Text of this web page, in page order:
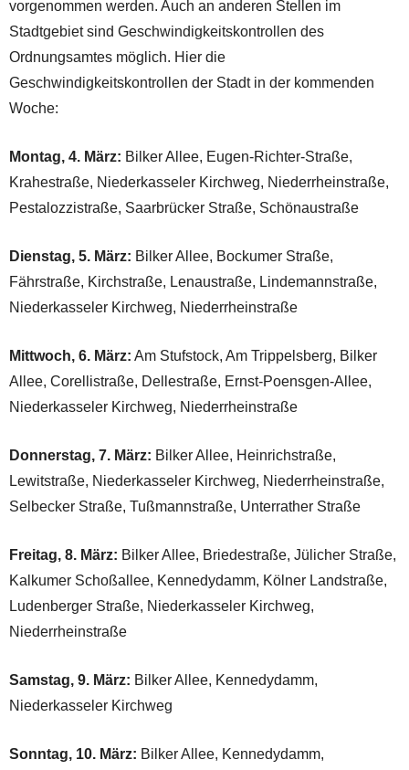
vorgenommen werden. Auch an anderen Stellen im
Stadtgebiet sind Geschwindigkeitskontrollen des
Ordnungsamtes möglich. Hier die
Geschwindigkeitskontrollen der Stadt in der kommenden
Woche:
Montag, 4. März: Bilker Allee, Eugen-Richter-Straße,
Krahestraße, Niederkasseler Kirchweg, Niederrheinstraße,
Pestalozzistraße, Saarbrücker Straße, Schönaustraße
Dienstag, 5. März: Bilker Allee, Bockumer Straße,
Fährstraße, Kirchstraße, Lenaustraße, Lindemannstraße,
Niederkasseler Kirchweg, Niederrheinstraße
Mittwoch, 6. März: Am Stufstock, Am Trippelsberg, Bilker
Allee, Corellistraße, Dellestraße, Ernst-Poensgen-Allee,
Niederkasseler Kirchweg, Niederrheinstraße
Donnerstag, 7. März: Bilker Allee, Heinrichstraße,
Lewitstraße, Niederkasseler Kirchweg, Niederrheinstraße,
Selbecker Straße, Tußmannstraße, Unterrather Straße
Freitag, 8. März: Bilker Allee, Briedestraße, Jülicher Straße,
Kalkumer Schoßallee, Kennedydamm, Kölner Landstraße,
Ludenberger Straße, Niederkasseler Kirchweg,
Niederrheinstraße
Samstag, 9. März: Bilker Allee, Kennedydamm,
Niederkasseler Kirchweg
Sonntag, 10. März: Bilker Allee, Kennedydamm,